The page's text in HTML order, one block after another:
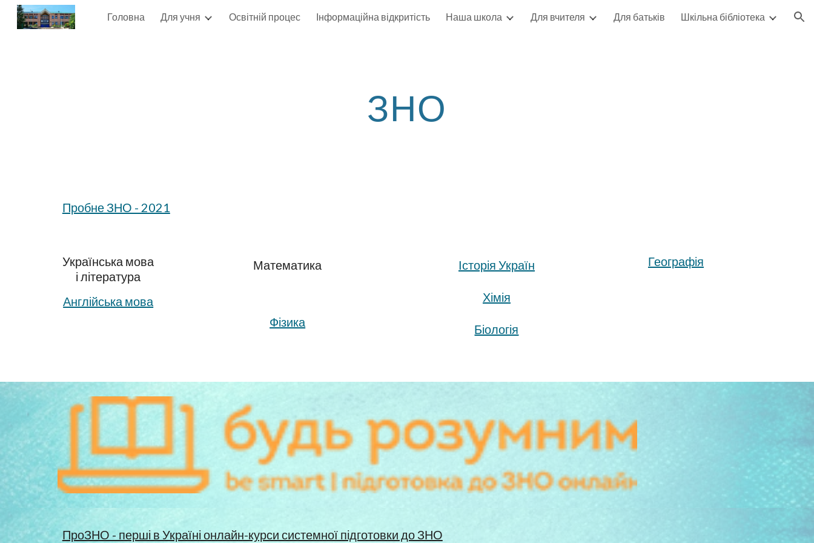
Skip to main content Skip to navigation
Головна Для учня Освітній процес Інформаційна відкритість Наша школа Для вчителя Для батьків Шкільна бібліотека
ЗНО
Пробне ЗНО - 2021
Українська мова
і література
Англійська мова
Математика
Фізика
Історія Україн
Хімія
Біологія
Географія
ПроЗНО - перші в Україні онлайн-курси системної підготовки до ЗНО